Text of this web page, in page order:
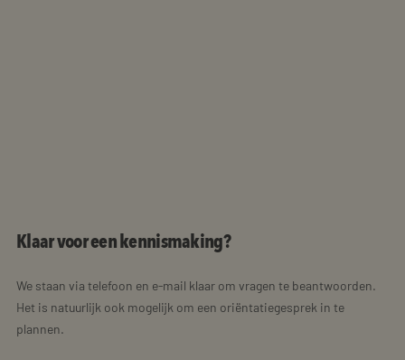
Klaar voor een kennismaking?
We staan via telefoon en e-mail klaar om vragen te beantwoorden.
Het is natuurlijk ook mogelijk om een oriëntatiegesprek in te
plannen.